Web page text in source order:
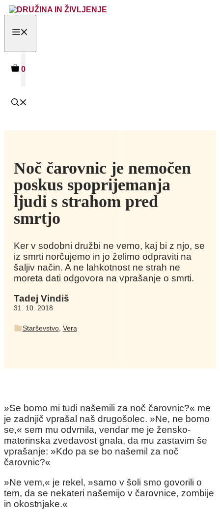
Skip
to
content
0
Noč čarovnic je nemočen
poskus spoprijemanja
ljudi s strahom pred
smrtjo
Ker v sodobni družbi ne vemo, kaj bi z njo, se
iz smrti norčujemo in jo želimo odpraviti na
šaljiv način. A ne lahkotnost ne strah ne
moreta dati odgovora na vprašanje o smrti.
Tadej Vindiš
31. 10. 2018
Starševstvo, Vera
»Se bomo mi tudi našemili za noč čarovnic?« me
je zadnjič vprašal naš drugošolec. »Ne, ne bomo
se,« sem mu odvrnila, vendar me je žensko-
materinska zvedavost gnala, da mu zastavim še
vprašanje: »Kdo pa se bo našemil za noč
čarovnic?«
»Ne vem,« je rekel, »samo v šoli smo govorili o
tem, da se nekateri našemijo v čarovnice, zombije
in okostnjake.«